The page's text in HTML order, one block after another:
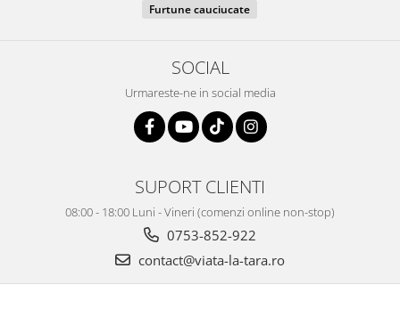
Furtune cauciucate
SOCIAL
Urmareste-ne in social media
SUPORT CLIENTI
08:00 - 18:00 Luni - Vineri (comenzi online non-stop)
0753-852-922
contact@viata-la-tara.ro